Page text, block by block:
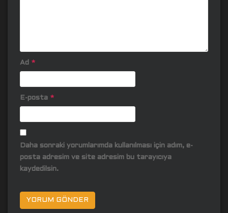
Ad *
E-posta *
Daha sonraki yorumlarımda kullanılması için adım, e-
posta adresim ve site adresim bu tarayıcıya
kaydedilsin.